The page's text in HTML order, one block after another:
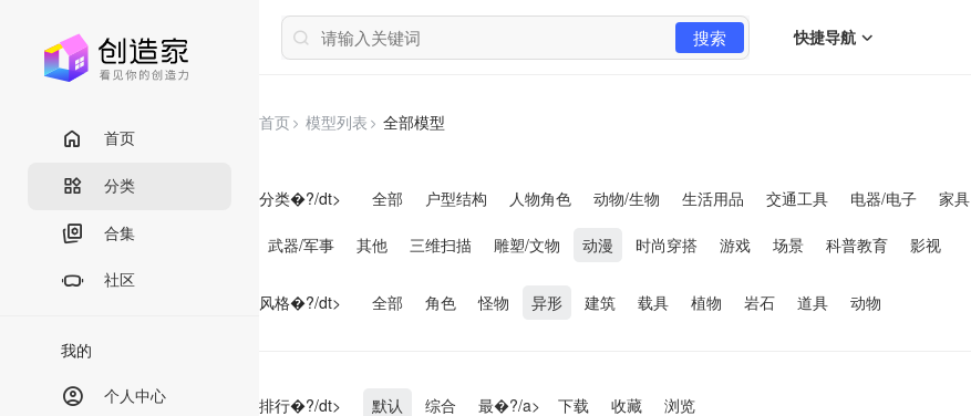
搜索 快捷导航
首页
分类
合集
社区
我的
个人中心
首页 模型列表 全部模型
分类�?/dt> 全部 户型结构 人物角色 动物/生物 生活用品 交通工具 电器/电子 家具
武器/军事 其他 三维扫描 雕塑/文物 动漫 时尚穿搭 游戏 场景 科普教育 影视
风格�?/dt> 全部 角色 怪物 异形 建筑 载具 植物 岩石 道具 动物
排行�?/dt> 默认 综合 最�?/a> 下载 收藏 浏览